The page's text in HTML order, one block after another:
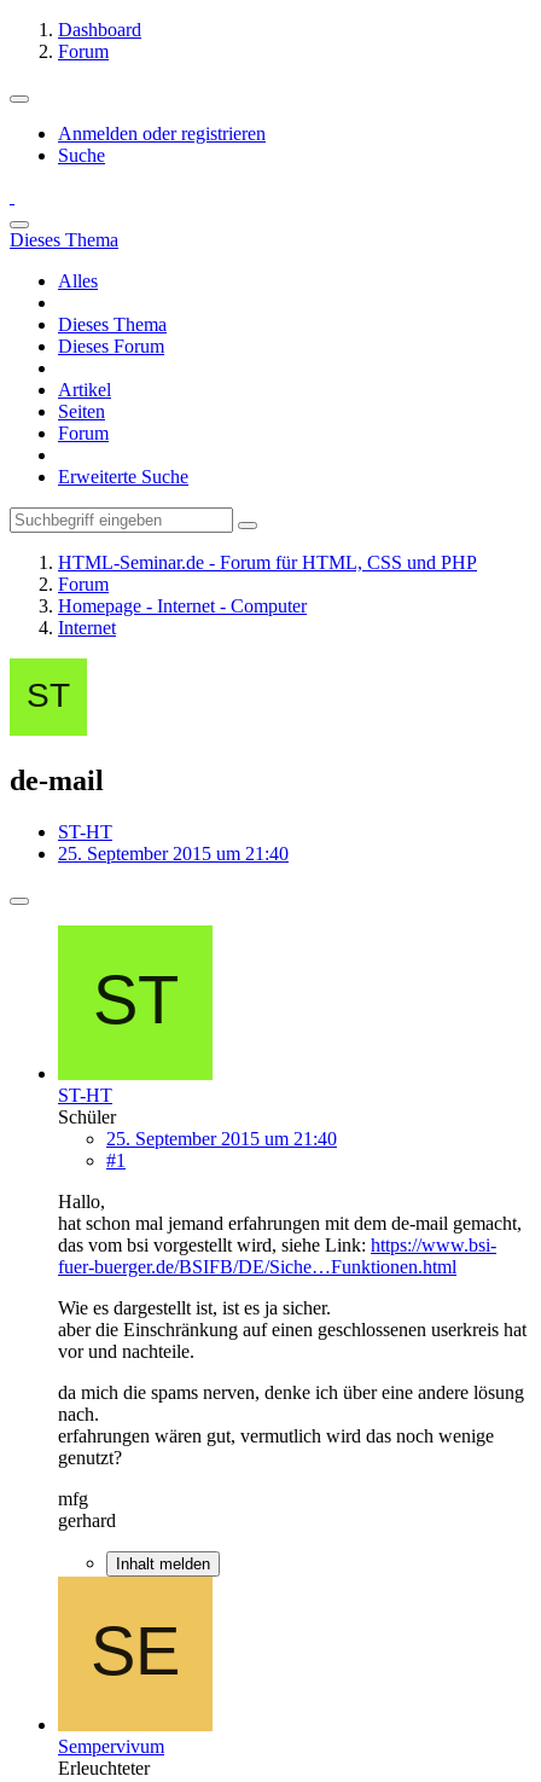
Dashboard
Forum
Anmelden oder registrieren
Suche
Dieses Thema
Alles
Dieses Thema
Dieses Forum
Artikel
Seiten
Forum
Erweiterte Suche
HTML-Seminar.de - Forum für HTML, CSS und PHP
Forum
Homepage - Internet - Computer
Internet
de-mail
ST-HT
25. September 2015 um 21:40
ST-HT
Schüler
25. September 2015 um 21:40
#1
Hallo,
hat schon mal jemand erfahrungen mit dem de-mail gemacht,
das vom bsi vorgestellt wird, siehe Link: https://www.bsi-
fuer-buerger.de/BSIFB/DE/Siche…Funktionen.html
Wie es dargestellt ist, ist es ja sicher.
aber die Einschränkung auf einen geschlossenen userkreis hat
vor und nachteile.
da mich die spams nerven, denke ich über eine andere lösung
nach.
erfahrungen wären gut, vermutlich wird das noch wenige
genutzt?
mfg
gerhard
Inhalt melden
Sempervivum
Erleuchteter